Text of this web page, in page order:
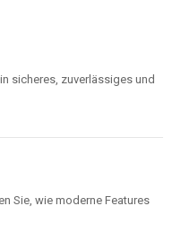
sicheres, zuverlässiges und
Sie, wie moderne Features